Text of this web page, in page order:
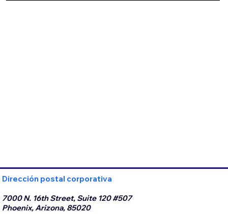
Dirección postal corporativa
7000 N. 16th Street, Suite 120 #507
Phoenix, Arizona, 85020